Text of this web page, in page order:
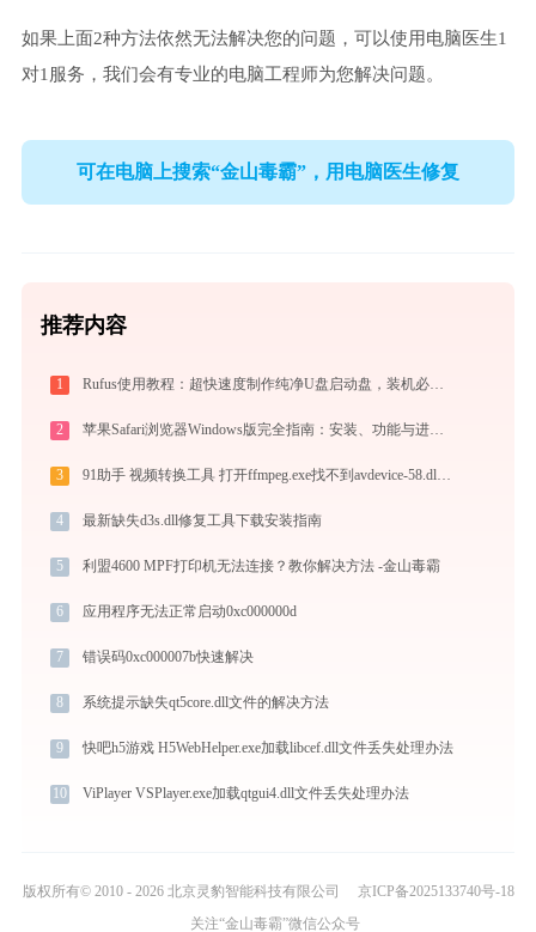
如果上面2种方法依然无法解决您的问题，可以使用电脑医生1
对1服务，我们会有专业的电脑工程师为您解决问题。
可在电脑上搜索“金山毒霸”，用电脑医生修复
推荐内容
1 Rufus使用教程：超快速度制作纯净U盘启动盘，装机必备免费工具
2 苹果Safari浏览器Windows版完全指南：安装、功能与进阶使用技巧全攻略（2026最新）
3 91助手 视频转换工具 打开ffmpeg.exe找不到avdevice-58.dll怎么办
4 最新缺失d3s.dll修复工具下载安装指南
5 利盟4600 MPF打印机无法连接？教你解决方法 -金山毒霸
6 应用程序无法正常启动0xc000000d
7 错误码0xc000007b快速解决
8 系统提示缺失qt5core.dll文件的解决方法
9 快吧h5游戏 H5WebHelper.exe加载libcef.dll文件丢失处理办法
10 ViPlayer VSPlayer.exe加载qtgui4.dll文件丢失处理办法
版权所有© 2010 - 2026 北京灵豹智能科技有限公司
京ICP备2025133740号-18
关注“金山毒霸”微信公众号